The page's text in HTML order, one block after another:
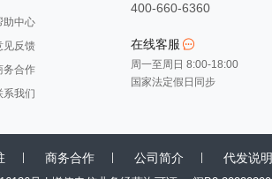
助中心
见反馈
务合作
系我们
400-660-6360
在线客服
周一至周日 8:00-18:00
国家法定假日同步
商务合作 公司简介 代发说明